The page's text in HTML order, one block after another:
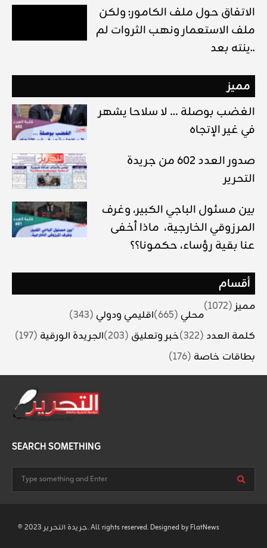
الاتفاق حول ملف الكامور: ولكن
ملف الاستعمار ونهب الثروات لم
ينته بعد..
مميز
الغضب بوصلة … لا سلاحا يشهر
في غير الإتجاه
صدور العدد 602 من جريدة
التحرير
بين مسئول الباجي الكبير، وغرف
المرزوقي الخارجية، ماذا أخفى
عنا بقية رؤساء، حكمونا؟؟
أقسام
مميز(1072)
محلي (665) اقليمي ودولي (343)
كلمة العدد (322) خبر وتعليق (203) الجريدة الورقية (197)
بطاقات خاصة (176)
SEARCH SOMETHING
© 2023 جريدة التحرير. All rights reserved. Designed by FlatNews